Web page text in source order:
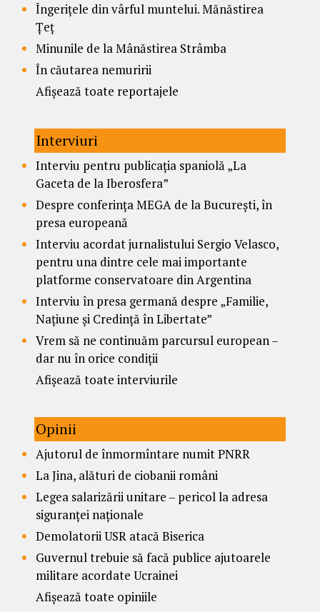
Îngerițele din vârful muntelui. Mănăstirea
Țeț
Minunile de la Mânăstirea Strâmba
În căutarea nemuririi
Afișează toate reportajele
Interviuri
Interviu pentru publicația spaniolă „La
Gaceta de la Iberosfera”
Despre conferința MEGA de la București, în
presa europeană
Interviu acordat jurnalistului Sergio Velasco,
pentru una dintre cele mai importante
platforme conservatoare din Argentina
Interviu în presa germană despre „Familie,
Națiune și Credință în Libertate”
Vrem să ne continuăm parcursul european –
dar nu în orice condiții
Afișează toate interviurile
Opinii
Ajutorul de înmormîntare numit PNRR
La Jina, alături de ciobanii români
Legea salarizării unitare – pericol la adresa
siguranței naționale
Demolatorii USR atacă Biserica
Guvernul trebuie să facă publice ajutoarele
militare acordate Ucrainei
Afișează toate opiniile